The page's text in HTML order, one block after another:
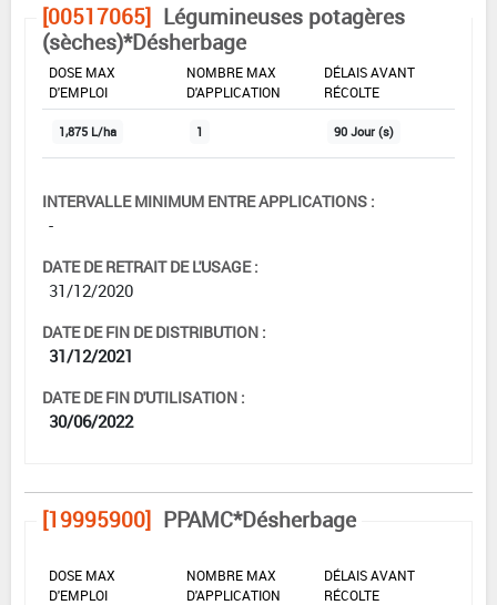
[00517065] Légumineuses potagères
(sèches)*Désherbage
DOSE MAX
D'EMPLOI
NOMBRE MAX
D'APPLICATION
DÉLAIS AVANT
RÉCOLTE
1,875 L/ha 1 90 Jour (s)
INTERVALLE MINIMUM ENTRE APPLICATIONS :
-
DATE DE RETRAIT DE L'USAGE :
31/12/2020
DATE DE FIN DE DISTRIBUTION :
31/12/2021
DATE DE FIN D'UTILISATION :
30/06/2022
[19995900] PPAMC*Désherbage
DOSE MAX
D'EMPLOI
NOMBRE MAX
D'APPLICATION
DÉLAIS AVANT
RÉCOLTE